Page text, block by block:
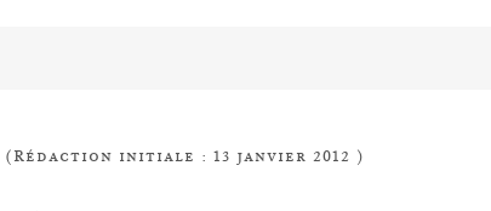
(Rédaction initiale : 13 janvier 2012 )